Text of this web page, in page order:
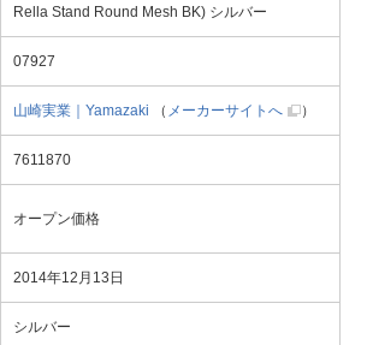
Rella Stand Round Mesh BK) シルバー
07927
山崎実業｜Yamazaki （ メーカーサイトへ ）
7611870
オープン価格
2014年12月13日
シルバー